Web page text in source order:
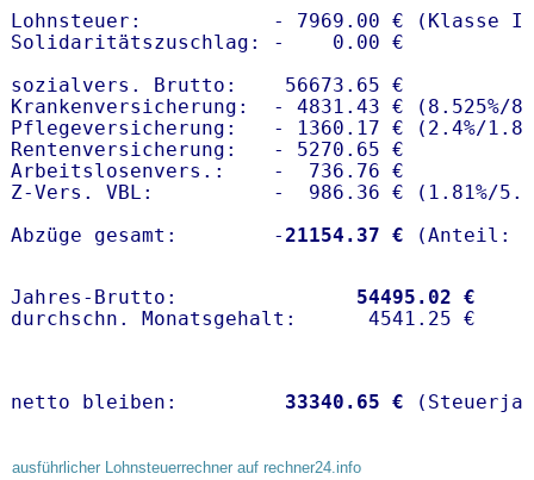
Lohnsteuer:           - 7969.00 € (Klasse I)
Solidaritätszuschlag: -    0.00 €
sozialvers. Brutto:    56673.65 €
Krankenversicherung:  - 4831.43 € (8.525%/
Pflegeversicherung:   - 1360.17 € (2.4%/
Rentenversicherung:   - 5270.65 €
Arbeitslosenvers.:    -  736.76 €
Z-Vers. VBL:          -  986.36 € ( 1.81%/
Abzüge gesamt:        -21154.37 €
Jahres-Brutto: 54495.02 €
netto bleiben: 33340.65 €
ausführlicher Lohnsteuerrechner auf rechner24.info